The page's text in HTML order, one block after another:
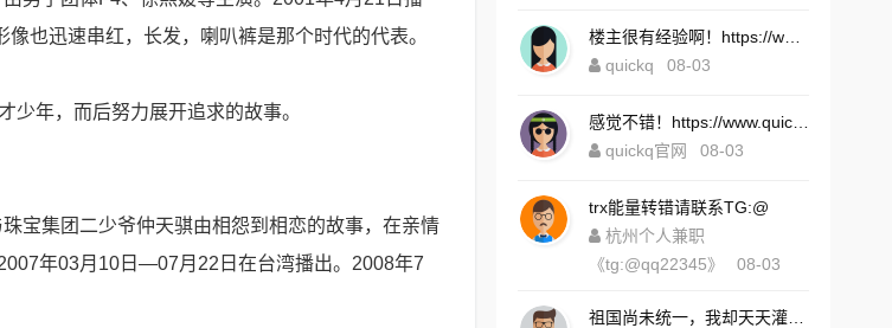
也迅速串红，长发，喇叭裤是那个时代的代表。
少年，而后努力展开追求的故事。
宝集团二少爷仲天骐由相怨到相恋的故事，在亲情
年03月10日—07月22日在台湾播出。2008年7
quickq
08-03
quickq官网
08-03
trx能量转错请联系TG:@
杭州个人兼职
《tg:@qq22345》
08-03